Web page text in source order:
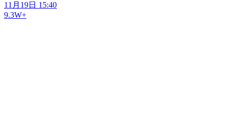
11月19日 15:40
9.3W+